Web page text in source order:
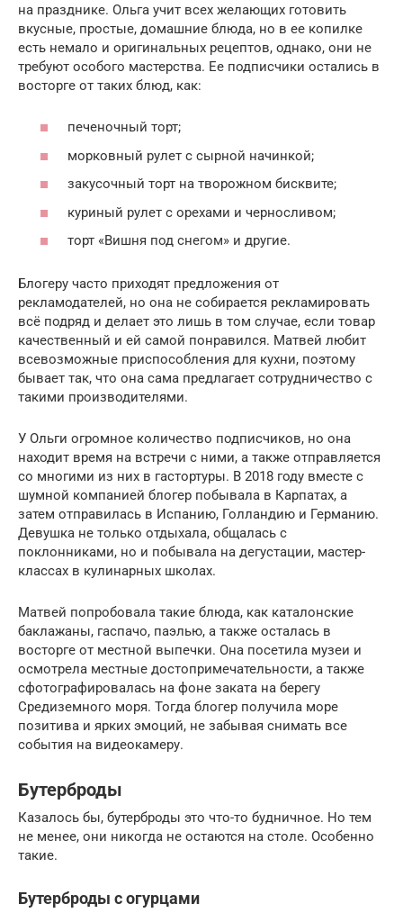
на празднике. Ольга учит всех желающих готовить
вкусные, простые, домашние блюда, но в ее копилке
есть немало и оригинальных рецептов, однако, они не
требуют особого мастерства. Ее подписчики остались в
восторге от таких блюд, как:
печеночный торт;
морковный рулет с сырной начинкой;
закусочный торт на творожном бисквите;
куриный рулет с орехами и черносливом;
торт «Вишня под снегом» и другие.
Блогеру часто приходят предложения от
рекламодателей, но она не собирается рекламировать
всё подряд и делает это лишь в том случае, если товар
качественный и ей самой понравился. Матвей любит
всевозможные приспособления для кухни, поэтому
бывает так, что она сама предлагает сотрудничество с
такими производителями.
У Ольги огромное количество подписчиков, но она
находит время на встречи с ними, а также отправляется
со многими из них в гастортуры. В 2018 году вместе с
шумной компанией блогер побывала в Карпатах, а
затем отправилась в Испанию, Голландию и Германию.
Девушка не только отдыхала, общалась с
поклонниками, но и побывала на дегустации, мастер-
классах в кулинарных школах.
Матвей попробовала такие блюда, как каталонские
баклажаны, гаспачо, паэлью, а также осталась в
восторге от местной выпечки. Она посетила музеи и
осмотрела местные достопримечательности, а также
сфотографировалась на фоне заката на берегу
Средиземного моря. Тогда блогер получила море
позитива и ярких эмоций, не забывая снимать все
события на видеокамеру.
Бутерброды
Казалось бы, бутерброды это что-то будничное. Но тем
не менее, они никогда не остаются на столе. Особенно
такие.
Бутерброды с огурцами